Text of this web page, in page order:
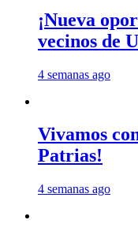
¡Nueva
vecinos de
4 semanas ago
Vivamos
Patrias!
4 semanas ago